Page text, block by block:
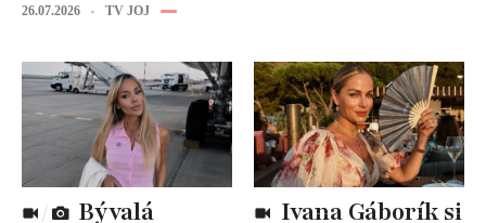
26.07.2026 TV JOJ